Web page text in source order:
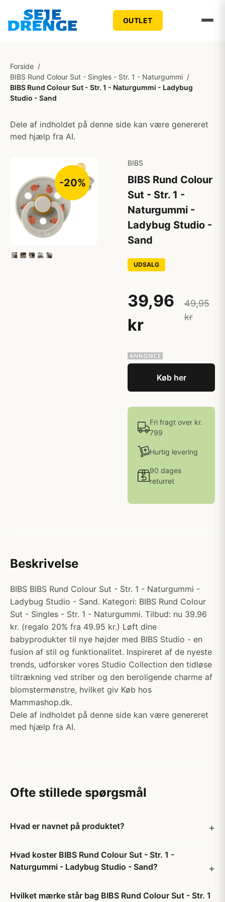
OUTLET
Forside /
BIBS Rund Colour Sut - Singles - Str. 1 - Naturgummi /
BIBS Rund Colour Sut - Str. 1 - Naturgummi - Ladybug
Studio - Sand
Dele af indholdet på denne side kan være genereret
med hjælp fra AI.
-20%
BIBS
BIBS Rund Colour
Sut - Str. 1 -
Naturgummi -
Ladybug Studio -
Sand
UDSALG
39,96
kr
49,95
kr
Køb her
Fri fragt over kr.
799
Hurtig levering
90 dages
returret
Beskrivelse
BIBS BIBS Rund Colour Sut - Str. 1 - Naturgummi -
Ladybug Studio - Sand. Kategori: BIBS Rund Colour
Sut - Singles - Str. 1 - Naturgummi. Tilbud: nu 39.96
kr. (regalo 20% fra 49.95 kr.) Løft dine
babyprodukter til nye højder med BIBS Studio - en
fusion af stil og funktionalitet. Inspireret af de nyeste
trends, udforsker vores Studio Collection den tidløse
tiltrækning ved striber og den beroligende charme af
blomstermønstre, hvilket giv Køb hos
Mammashop.dk.
Dele af indholdet på denne side kan være genereret
med hjælp fra AI.
Ofte stillede spørgsmål
Hvad er navnet på produktet?
Hvad koster BIBS Rund Colour Sut - Str. 1 -
Naturgummi - Ladybug Studio - Sand?
Hvilket mærke står bag BIBS Rund Colour Sut - Str. 1